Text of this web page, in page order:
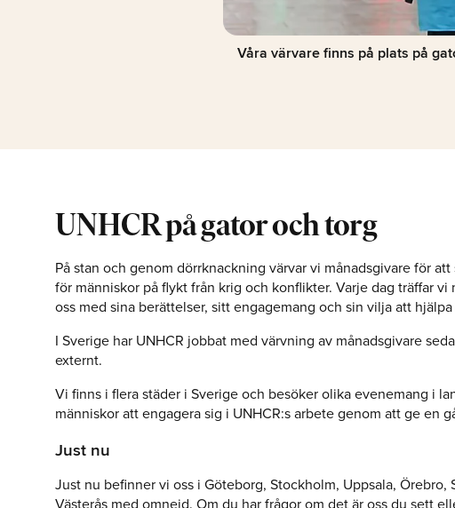
Våra värvare finns på plats på
UNHCR på gator och torg
På stan och genom dörrknackning värvar vi månadsgivare för
för människor på flykt från krig och konflikter. Varje dag träffar vi
oss med sina berättelser, sitt engagemang och sin vilja att
I Sverige har UNHCR jobbat med värvning av månadsgivare
externt.
Vi finns i flera städer i Sverige och besöker olika evenemang i
människor att engagera sig i UNHCR:s arbete genom att ge en
Just nu
Just nu befinner vi oss i Göteborg, Stockholm, Uppsala, Örebro,
Västerås med omnejd. Om du har frågor om det är oss du sett